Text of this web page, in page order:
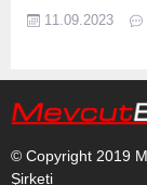
sürdüren Oktay
Şirin tarafından
Şirin’in
çerçevesinde
koyduğu
11.09.2023
© Copyright 2019
Şirketi